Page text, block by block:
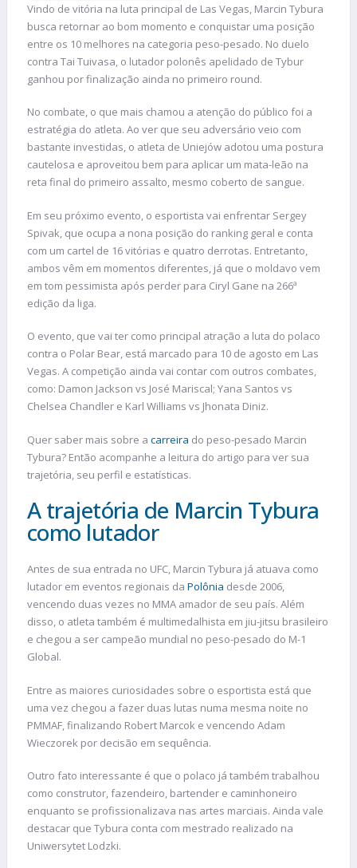
Vindo de vitória na luta principal de Las Vegas, Marcin Tybura
busca retornar ao bom momento e conquistar uma posição
entre os 10 melhores na categoria peso-pesado. No duelo
contra Tai Tuivasa, o lutador polonês apelidado de Tybur
ganhou por finalização ainda no primeiro round.
No combate, o que mais chamou a atenção do público foi a
estratégia do atleta. Ao ver que seu adversário veio com
bastante investidas, o atleta de Uniejów adotou uma postura
cautelosa e aproveitou bem para aplicar um mata-leão na
reta final do primeiro assalto, mesmo coberto de sangue.
Em seu próximo evento, o esportista vai enfrentar Sergey
Spivak, que ocupa a nona posição do ranking geral e conta
com um cartel de 16 vitórias e quatro derrotas. Entretanto,
ambos vêm em momentos diferentes, já que o moldavo vem
em tom pessimista após perder para Ciryl Gane na 266ª
edição da liga.
O evento, que vai ter como principal atração a luta do polaco
contra o Polar Bear, está marcado para 10 de agosto em Las
Vegas. A competição ainda vai contar com outros combates,
como: Damon Jackson vs José Mariscal; Yana Santos vs
Chelsea Chandler e Karl Williams vs Jhonata Diniz.
Quer saber mais sobre a carreira do peso-pesado Marcin
Tybura? Então acompanhe a leitura do artigo para ver sua
trajetória, seu perfil e estatísticas.
A trajetória de Marcin Tybura
como lutador
Antes de sua entrada no UFC, Marcin Tybura já atuava como
lutador em eventos regionais da Polônia desde 2006,
vencendo duas vezes no MMA amador de seu país. Além
disso, o atleta também é multimedalhista em jiu-jitsu brasileiro
e chegou a ser campeão mundial no peso-pesado do M-1
Global.
Entre as maiores curiosidades sobre o esportista está que
uma vez chegou a fazer duas lutas numa mesma noite no
PMMAF, finalizando Robert Marcok e vencendo Adam
Wieczorek por decisão em sequência.
Outro fato interessante é que o polaco já também trabalhou
como construtor, fazendeiro, bartender e caminhoneiro
enquanto se profissionalizava nas artes marciais. Ainda vale
destacar que Tybura conta com mestrado realizado na
Uniwersytet Lodzki.